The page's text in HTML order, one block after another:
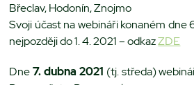
Břeclav, Hodonín, Znojmo
Svoji účast na webináři konaném dne
nejpozději do 1. 4. 2021 – odkazZDE
Dne7. dubna 2021 (tj. středa)